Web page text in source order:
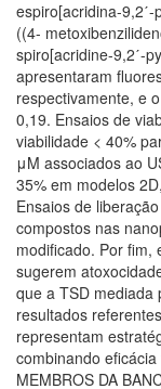
espiro[acridina-9,2ˊ-
((4-
spiro[acridine-9,2ˊ-
apresentaram
respectivamente, e
0,19. Ensaios de
viabilidade < 40%
μM associados ao
35% em modelos
Ensaios de
compostos nas
modificado. Por fim,
sugerem
que a TSD mediada
resultados
representam
combinando
MEMBROS DA